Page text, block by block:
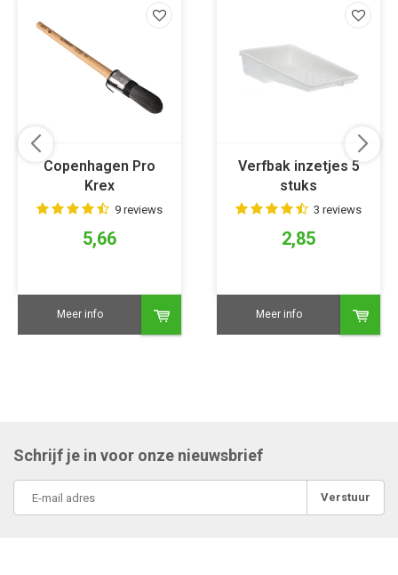
Copenhagen Pro
Krex
Patentpuntkwast
9 reviews
5,66
Meer info
Verfbak inzetjes 5
stuks
3 reviews
2,85
Meer info
Schrijf je in voor onze nieuwsbrief
Verstuur